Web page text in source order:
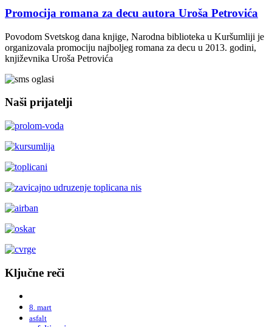
Promocija romana za decu autora Uroša Petrovića
Povodom Svetskog dana knjige, Narodna biblioteka u Kuršumliji je
organizovala promociju najboljeg romana za decu u 2013. godini,
književnika Uroša Petrovića
Naši prijatelji
Ključne reči
8. mart
asfalt